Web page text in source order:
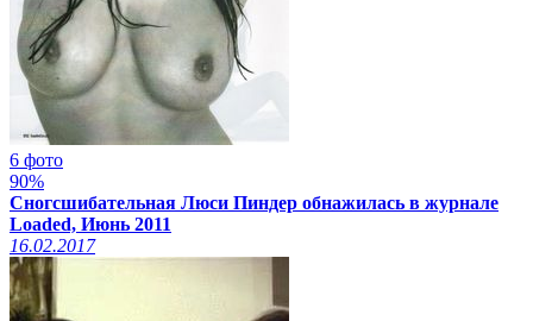
6 фото
90%
Сногсшибательная Люси Пиндер обнажилась в журнале
Loaded, Июнь 2011
16.02.2017